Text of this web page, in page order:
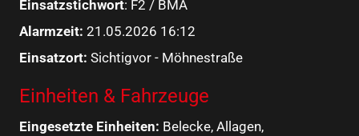
Einsatzstichwort: F2 / BMA
Alarmzeit: 21.05.2026 16:12
Einsatzort: Sichtigvor - Möhnestraße
Einheiten & Fahrzeuge
Eingesetzte Einheiten: Belecke, Allagen,